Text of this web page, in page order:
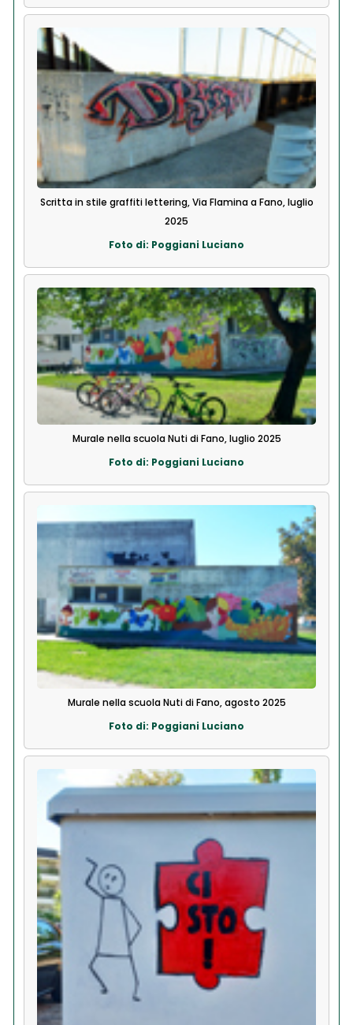
Scritta in stile graffiti lettering, Via Flamina a Fano, luglio
2025
Foto di: Poggiani Luciano
Murale nella scuola Nuti di Fano, luglio 2025
Foto di: Poggiani Luciano
Murale nella scuola Nuti di Fano, agosto 2025
Foto di: Poggiani Luciano